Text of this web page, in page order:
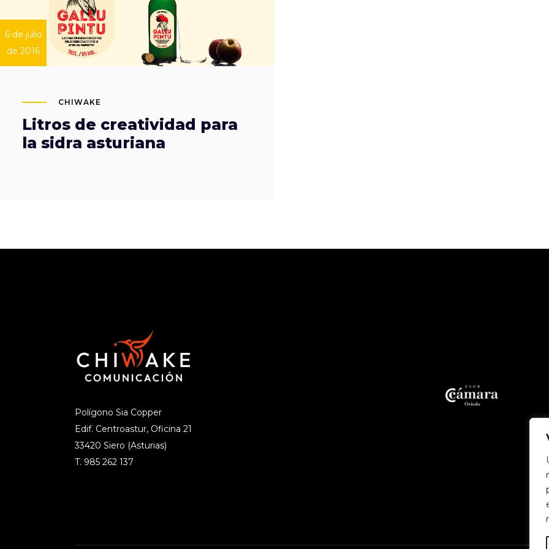
6 de julio
de 2016
CHIWAKE
Litros de creatividad para
la sidra asturiana
Polígono Sia Copper
Edif. Centroastur, Oficina 21
33420 Siero (Asturias)
T. 985 262 137